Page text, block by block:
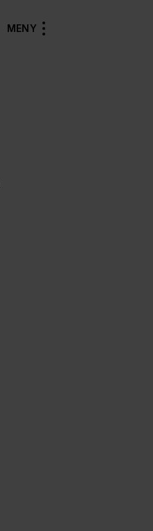
MENY